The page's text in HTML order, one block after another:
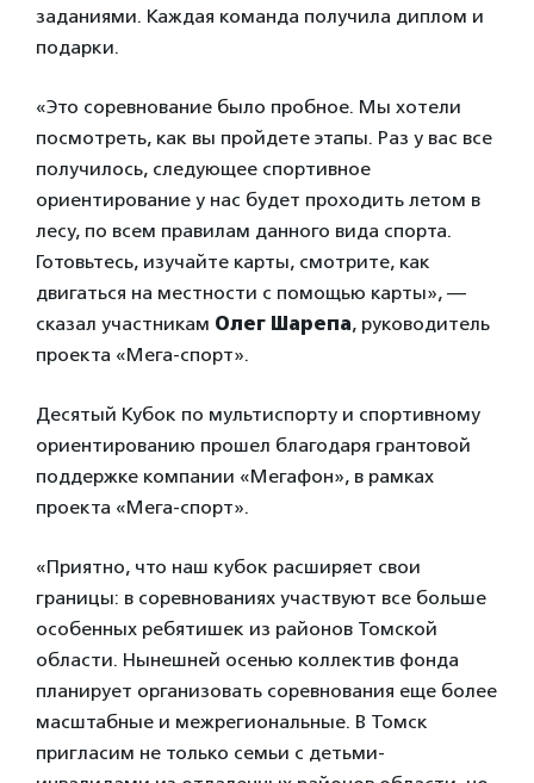
заданиями. Каждая команда получила диплом и
подарки.
«Это соревнование было пробное. Мы хотели
посмотреть, как вы пройдете этапы. Раз у вас все
получилось, следующее спортивное
ориентирование у нас будет проходить летом в
лесу, по всем правилам данного вида спорта.
Готовьтесь, изучайте карты, смотрите, как
двигаться на местности с помощью карты», —
сказал участникам Олег Шарепа, руководитель
проекта «Мега-спорт».
Десятый Кубок по мультиспорту и спортивному
ориентированию прошел благодаря грантовой
поддержке компании «Мегафон», в рамках
проекта «Мега-спорт».
«Приятно, что наш кубок расширяет свои
границы: в соревнованиях участвуют все больше
особенных ребятишек из районов Томской
области. Нынешней осенью коллектив фонда
планирует организовать соревнования еще более
масштабные и межрегиональные. В Томск
пригласим не только семьи с детьми-